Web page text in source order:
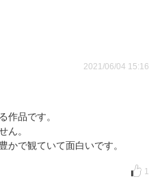
2021/06/04 15:16
作品です。
ん。
かで観ていて面白いです。
1